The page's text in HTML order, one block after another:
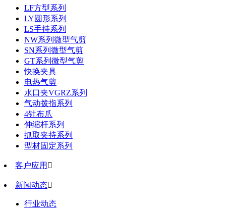
LF方型系列
LY圆形系列
LS手持系列
NW系列微型气剪
SN系列微型气剪
GT系列微型气剪
快换夹具
电热气剪
水口夹VGRZ系列
气动拨指系列
4针布爪
伸缩杆系列
抓取夹持系列
型材固定系列
客户应用 
新闻动态
行业动态